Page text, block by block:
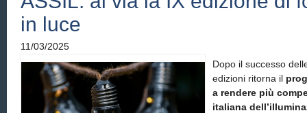
in luce
11/03/2025
Dopo il successo
edizioni ritorna il
a rendere più
italiana